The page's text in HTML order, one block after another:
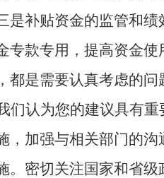
是补贴资金的监管和
专款专用，提高资金
是需要认真考虑的问
们认为您的建议具有重
，加强与相关部门的
。密切关注国家和省